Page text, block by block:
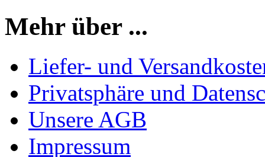
Mehr über ...
Liefer- und
Privatsphäre und
Unsere AGB
Impressum